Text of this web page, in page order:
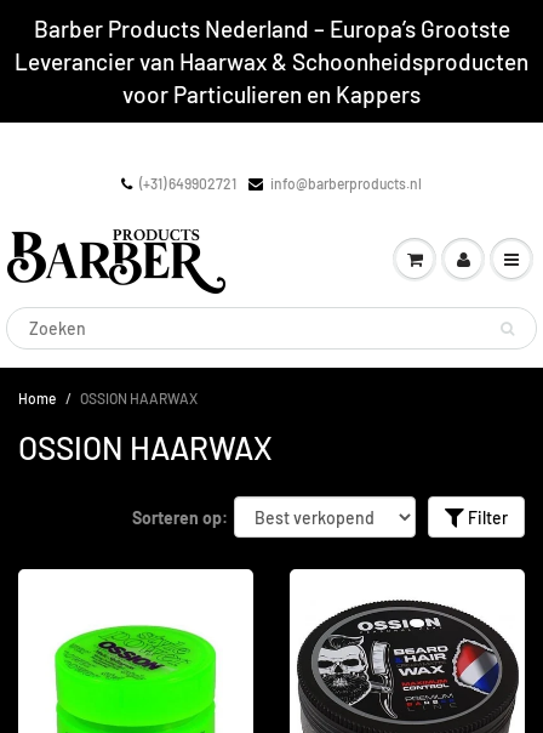
Barber Products Nederland – Europa’s Grootste
Leverancier van Haarwax & Schoonheidsproducten
voor Particulieren en Kappers
(+31) 649902721 info@barberproducts.nl
Home OSSION HAARWAX
OSSION HAARWAX
Sorteren op: Filter